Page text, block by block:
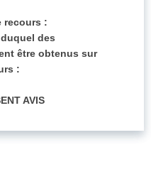
recours :
des
être obtenus sur
:
AVIS